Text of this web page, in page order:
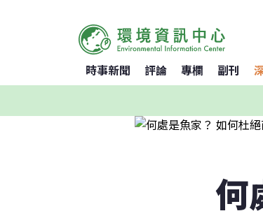
時事新聞 評論 專欄 副刊
何